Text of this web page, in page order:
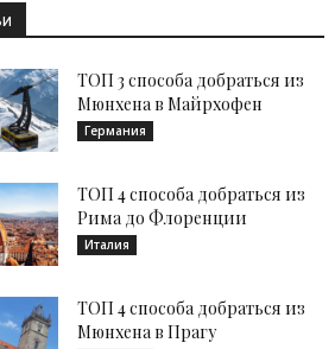
ТОП 3 способа добраться из
Мюнхена в Майрхофен
Германия
ТОП 4 способа добраться из
Рима до Флоренции
Италия
ТОП 4 способа добраться из
Мюнхена в Прагу